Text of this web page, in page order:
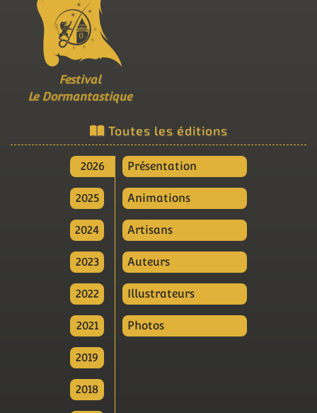
Festival
Le Dormantastique
Toutes les éditions
2026
2025
2024
2023
2022
2021
2019
2018
Présentation
Animations
Artisans
Auteurs
Illustrateurs
Photos